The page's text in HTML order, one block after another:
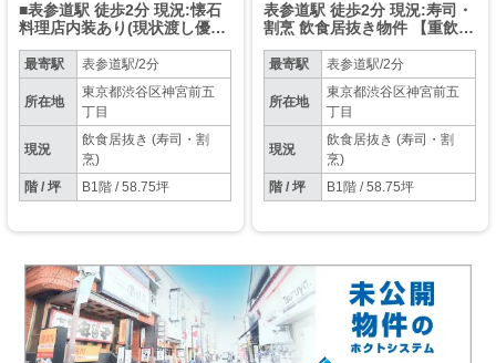
■表参道駅 徒歩2分 現況:懐石
料理店内装あり(現状渡し優
可】
最寄駅 表参道駅/2分
所在地
東京都渋谷区神宮前五
丁目
現況
飲食居抜き (寿司・割
烹)
階 / 坪
B1階 / 58.75坪
表参道駅 徒歩2分 現況:寿司・
割烹 飲食居抜き物件 【重飲食
最寄駅 表参道駅/2分
所在地
東京都渋谷区神宮前五
丁目
現況
飲食居抜き (寿司・割
烹)
階 / 坪
B1階 / 58.75坪